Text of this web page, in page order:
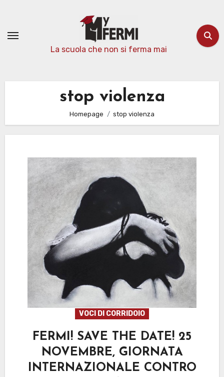
contenuto
La scuola che non si ferma mai
stop violenza
Homepage stop violenza
VOCI DI CORRIDOIO
FERMI! SAVE THE DATE! 25
NOVEMBRE, GIORNATA
INTERNAZIONALE CONTRO